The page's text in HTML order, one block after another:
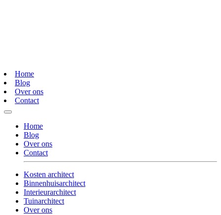
Home
Blog
Over ons
Contact
Home
Blog
Over ons
Contact
Kosten architect
Binnenhuisarchitect
Interieurarchitect
Tuinarchitect
Over ons